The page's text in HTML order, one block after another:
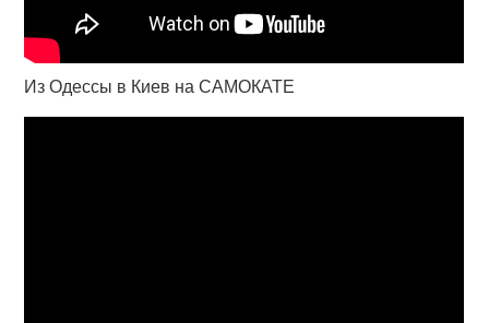
Из Одессы в Киев на САМОКАТЕ